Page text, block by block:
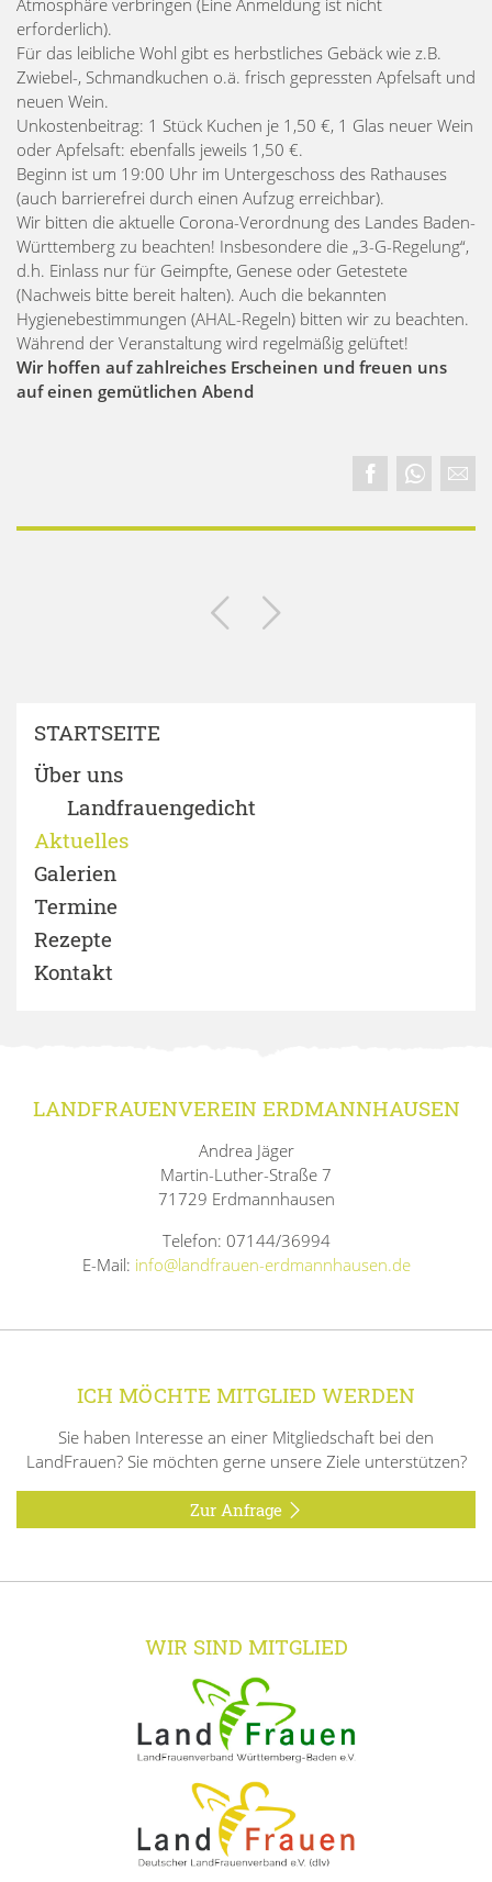
erforderlich).
Für das leibliche Wohl gibt es herbstliches Gebäck wie z.B.
Zwiebel-, Schmandkuchen o.ä. frisch gepressten Apfelsaft und
neuen Wein.
Unkostenbeitrag: 1 Stück Kuchen je 1,50 €, 1 Glas neuer Wein
oder Apfelsaft: ebenfalls jeweils 1,50 €.
Beginn ist um 19:00 Uhr im Untergeschoss des Rathauses
(auch barrierefrei durch einen Aufzug erreichbar).
Wir bitten die aktuelle Corona-Verordnung des Landes Baden-
Württemberg zu beachten! Insbesondere die „3-G-Regelung“,
d.h. Einlass nur für Geimpfte, Genese oder Getestete
(Nachweis bitte bereit halten). Auch die bekannten
Hygienebestimmungen (AHAL-Regeln) bitten wir zu beachten.
Während der Veranstaltung wird regelmäßig gelüftet!
Wir hoffen auf zahlreiches Erscheinen und freuen uns
auf einen gemütlichen Abend
STARTSEITE
Über uns
Landfrauengedicht
Aktuelles
Galerien
Termine
Rezepte
Kontakt
LANDFRAUENVEREIN ERDMANNHAUSEN
Andrea Jäger
Martin-Luther-Straße 7
71729 Erdmannhausen
Telefon: 07144/36994
E-Mail: info@landfrauen-erdmannhausen.de
ICH MÖCHTE MITGLIED WERDEN
Sie haben Interesse an einer Mitgliedschaft bei den
LandFrauen? Sie möchten gerne unsere Ziele unterstützen?
Zur Anfrage
WIR SIND MITGLIED